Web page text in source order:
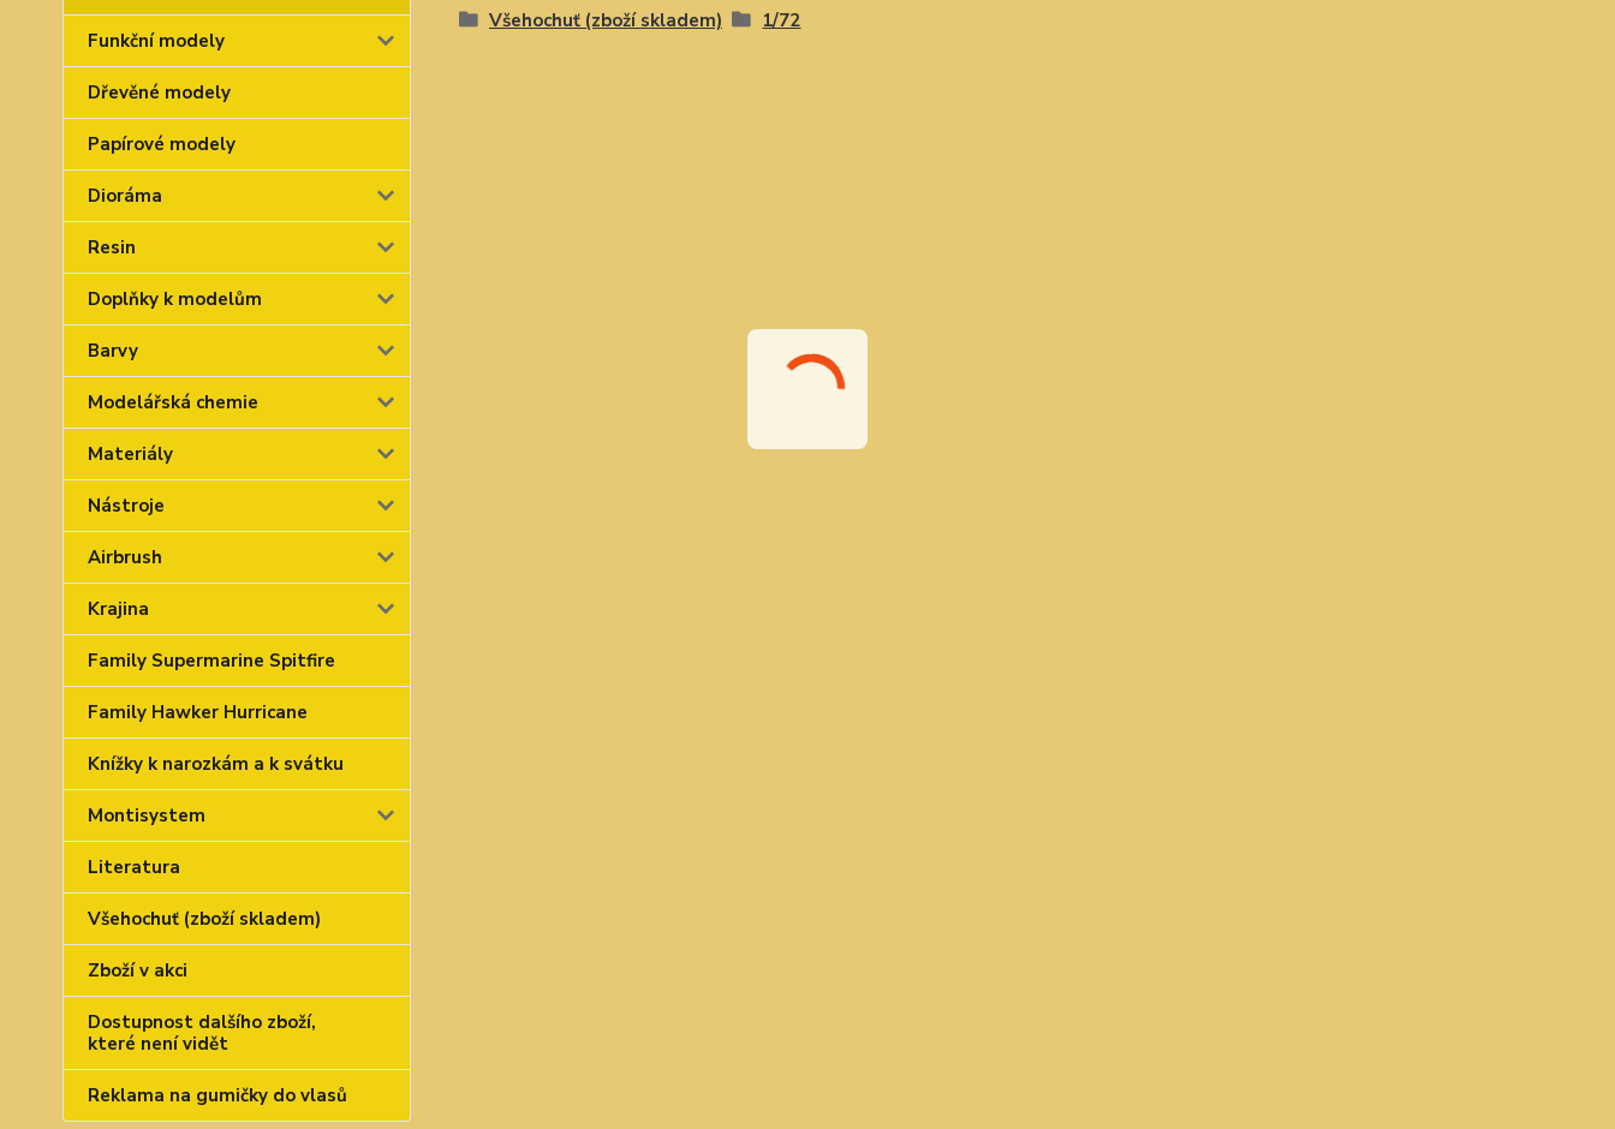
Funkční modely
Dřevěné modely
Papírové modely
Dioráma
Resin
Doplňky k modelům
Barvy
Modelářská chemie
Materiály
Nástroje
Airbrush
Krajina
Family Supermarine Spitfire
Family Hawker Hurricane
Knížky k narozkám a k svátku
Montisystem
Literatura
Všehochuť (zboží skladem)
Zboží v akci
Dostupnost dalšího zboží,
které není vidět
Reklama na gumičky do vlasů
Všehochuť (zboží skladem) 1/72